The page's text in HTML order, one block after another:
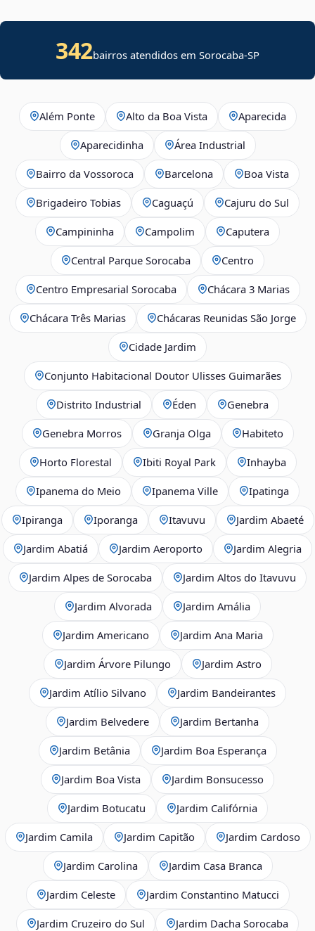
342bairros atendidos em Sorocaba-SP
Além Ponte Alto da Boa Vista Aparecida
Aparecidinha Área Industrial
Bairro da Vossoroca Barcelona Boa Vista
Brigadeiro Tobias Caguaçú Cajuru do Sul
Campininha Campolim Caputera
Central Parque Sorocaba Centro
Centro Empresarial Sorocaba Chácara 3 Marias
Chácara Três Marias Chácaras Reunidas São Jorge
Cidade Jardim
Conjunto Habitacional Doutor Ulisses Guimarães
Distrito Industrial Éden Genebra
Genebra Morros Granja Olga Habiteto
Horto Florestal Ibiti Royal Park Inhayba
Ipanema do Meio Ipanema Ville Ipatinga
Ipiranga Iporanga Itavuvu Jardim Abaeté
Jardim Abatiá Jardim Aeroporto Jardim Alegria
Jardim Alpes de Sorocaba Jardim Altos do Itavuvu
Jardim Alvorada Jardim Amália
Jardim Americano Jardim Ana Maria
Jardim Árvore Pilungo Jardim Astro
Jardim Atílio Silvano Jardim Bandeirantes
Jardim Belvedere Jardim Bertanha
Jardim Betânia Jardim Boa Esperança
Jardim Boa Vista Jardim Bonsucesso
Jardim Botucatu Jardim Califórnia
Jardim Camila Jardim Capitão Jardim Cardoso
Jardim Carolina Jardim Casa Branca
Jardim Celeste Jardim Constantino Matucci
Jardim Cruzeiro do Sul Jardim Dacha Sorocaba